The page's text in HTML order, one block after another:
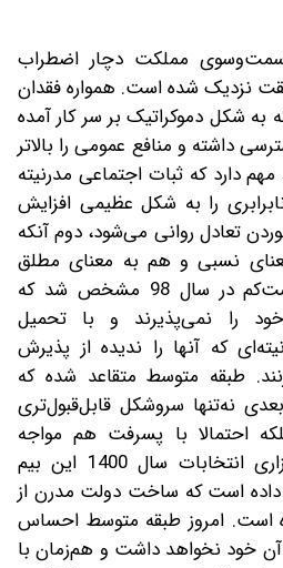
مملکت دچار اضطراب
نزدیک شده است. همواره فقدان
شکل دموکراتیک بر سر کار آمده
داشته و منافع عمومی را بالاتر
دارد که ثبات اجتماعی مدرنیته
را به شکل عظیمی افزایش
تعادل روانی می‌شود، دوم آنکه
نسبی و هم به معنای مطلق
«جا» می‌مانند و البته دست‌کم در سال 98 مشخص شد که
را نمی‌پذیرند و با تحمیل
که آنها را ندیده از پذیرش
طبقه متوسط متقاعد شده که
نه‌تنها سروشکل قابل‌قبول‌تری
احتمالا با پسرفت هم مواجه
خواهد شد. سروشکل برگزاری انتخابات سال 1400 این بیم
داده است که ساخت دولت مدرن از
است. امروز طبقه متوسط احساس
خود نخواهد داشت و هم‌زمان با